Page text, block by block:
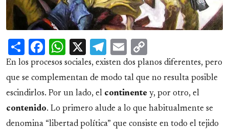
ShareFacebook
WhatsApp
X Telegram
Email
Link
En los procesos sociales, existen dos planos diferentes, pero
que se complementan de modo tal que no resulta posible
escindirlos. Por un lado, el continente y, por otro, el
contenido. Lo primero alude a lo que habitualmente se
denomina “libertad política” que consiste en todo el tejido